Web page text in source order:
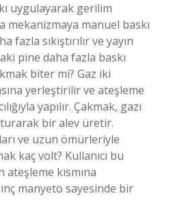
uygulayarak gerilim
mekanizmaya manuel baskı
fazla sıkıştırılır ve yayın
pine daha fazla baskı
biter mi? Gaz iki
yerleştirilir ve ateşleme
yapılır. Çakmak, gazı
bir alev üretir.
ve uzun ömürleriyle
kaç volt? Kullanıcı bu
kısmına
manyeto sayesinde bir